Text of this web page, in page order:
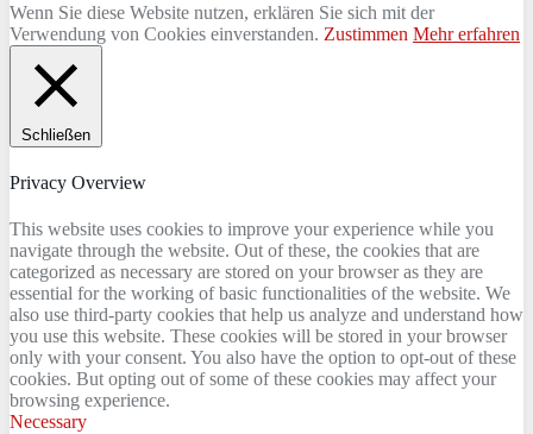
Wenn Sie diese Website nutzen, erklären Sie sich mit der
Verwendung von Cookies einverstanden. Zustimmen Mehr erfahren
Schließen
Privacy Overview
This website uses cookies to improve your experience while you
navigate through the website. Out of these, the cookies that are
categorized as necessary are stored on your browser as they are
essential for the working of basic functionalities of the website. We
also use third-party cookies that help us analyze and understand how
you use this website. These cookies will be stored in your browser
only with your consent. You also have the option to opt-out of these
cookies. But opting out of some of these cookies may affect your
browsing experience.
Necessary